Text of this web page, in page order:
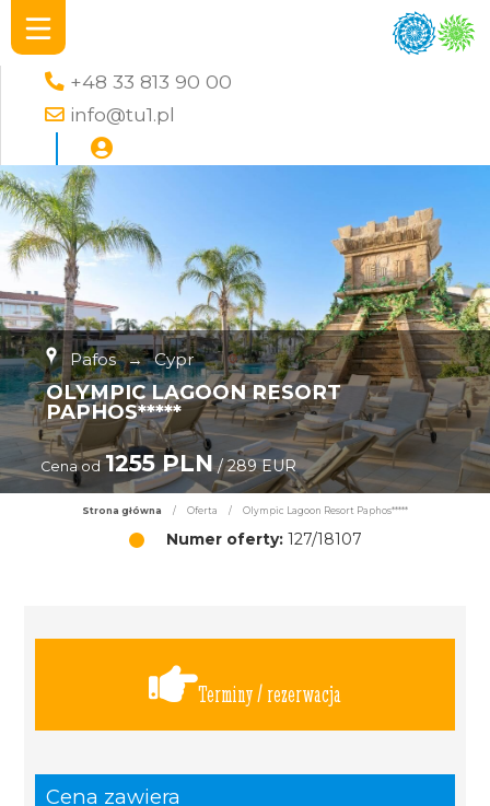
+48 33 813 90 00
info@tu1.pl
Pafos → Cypr
OLYMPIC LAGOON RESORT
PAPHOS*****
Cena od 1255 PLN/ 289 EUR
Strona główna / Oferta / Olympic Lagoon Resort Paphos*****
Numer oferty:127/18107
Terminy / rezerwacja
Cena zawiera